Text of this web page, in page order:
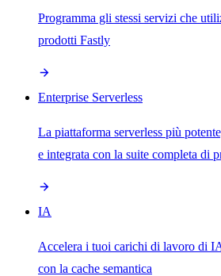
Programma gli stessi servizi che
prodotti Fastly
Enterprise Serverless
La piattaforma serverless più
e integrata con la suite completa di
IA
Accelera i tuoi carichi di lavoro di
con la cache semantica